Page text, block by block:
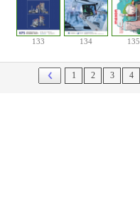
133 134 135
1 2 3 4